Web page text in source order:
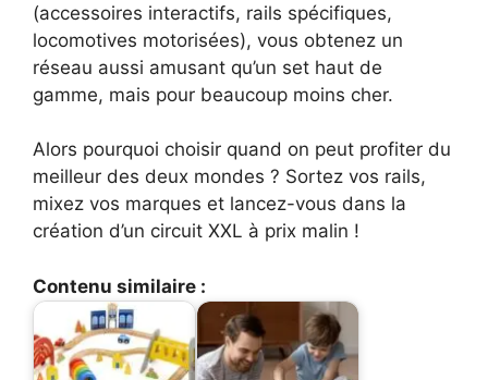
(accessoires interactifs, rails spécifiques,
locomotives motorisées), vous obtenez un
réseau aussi amusant qu’un set haut de
gamme, mais pour beaucoup moins cher.
Alors pourquoi choisir quand on peut profiter du
meilleur des deux mondes ? Sortez vos rails,
mixez vos marques et lancez-vous dans la
création d’un circuit XXL à prix malin !
Contenu similaire :